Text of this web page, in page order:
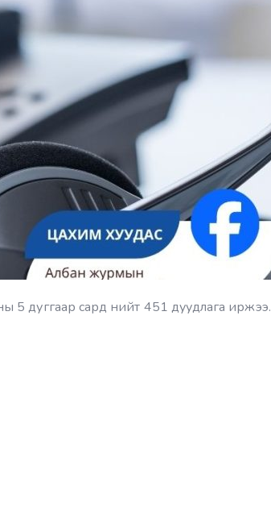
5 дуггаар сард нийт 451 дуудлага иржээ.